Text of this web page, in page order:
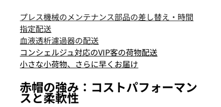
プレス機械のメンテナンス部品の差し替え・時間
指定配送
血液透析濾過器の配送
コンシェルジュ対応のVIP客の荷物配送
小さな小荷物、さらに早くお届け
赤帽の強み：コストパフォーマン
スと柔軟性